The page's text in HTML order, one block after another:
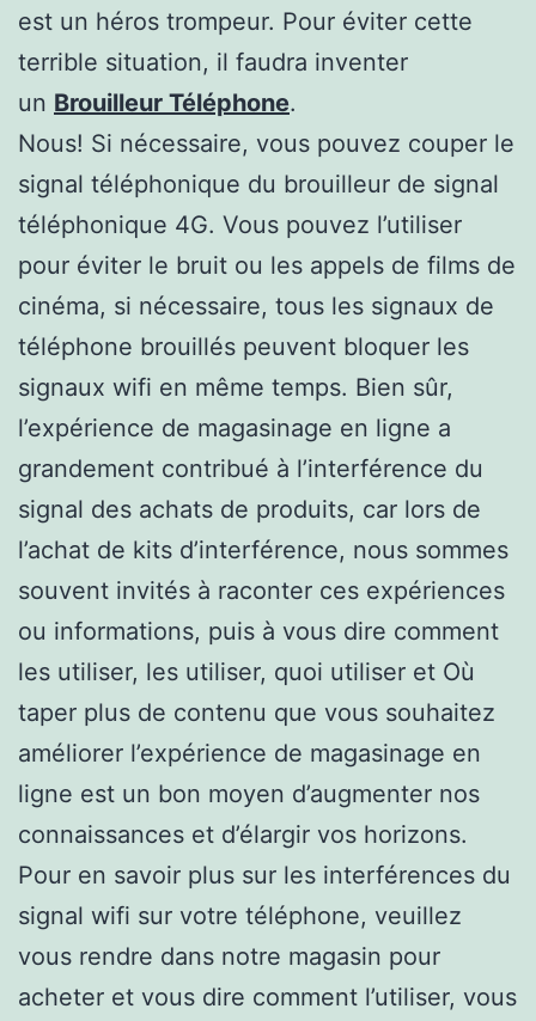
est un héros trompeur. Pour éviter cette
terrible situation, il faudra inventer
un Brouilleur Téléphone.
Nous! Si nécessaire, vous pouvez couper le
signal téléphonique du brouilleur de signal
téléphonique 4G. Vous pouvez l’utiliser
pour éviter le bruit ou les appels de films de
cinéma, si nécessaire, tous les signaux de
téléphone brouillés peuvent bloquer les
signaux wifi en même temps. Bien sûr,
l’expérience de magasinage en ligne a
grandement contribué à l’interférence du
signal des achats de produits, car lors de
l’achat de kits d’interférence, nous sommes
souvent invités à raconter ces expériences
ou informations, puis à vous dire comment
les utiliser, les utiliser, quoi utiliser et Où
taper plus de contenu que vous souhaitez
améliorer l’expérience de magasinage en
ligne est un bon moyen d’augmenter nos
connaissances et d’élargir vos horizons.
Pour en savoir plus sur les interférences du
signal wifi sur votre téléphone, veuillez
vous rendre dans notre magasin pour
acheter et vous dire comment l’utiliser, vous